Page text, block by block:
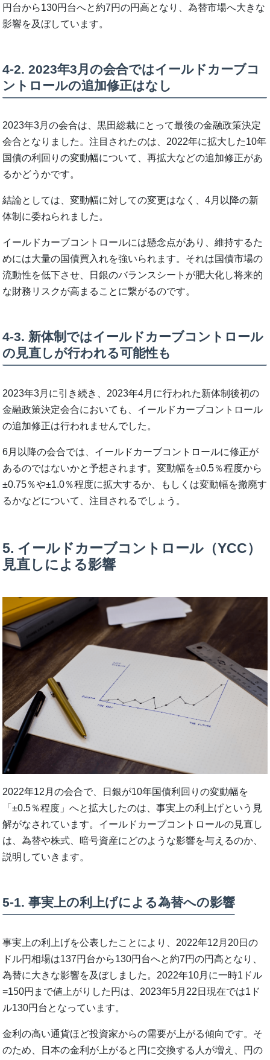
円台から130円台へと約7円の円高となり、為替市場へ大きな
影響を及ぼしています。
4-2. 2023年3月の会合ではイールドカーブコ
ントロールの追加修正はなし
2023年3月の会合は、黒田総裁にとって最後の金融政策決定
会合となりました。注目されたのは、2022年に拡大した10年
国債の利回りの変動幅について、再拡大などの追加修正があ
るかどうかです。
結論としては、変動幅に対しての変更はなく、4月以降の新
体制に委ねられました。
イールドカーブコントロールには懸念点があり、維持するた
めには大量の国債買入れを強いられます。それは国債市場の
流動性を低下させ、日銀のバランスシートが肥大化し将来的
な財務リスクが高まることに繋がるのです。
4-3. 新体制ではイールドカーブコントロール
の見直しが行われる可能性も
2023年3月に引き続き、2023年4月に行われた新体制後初の
金融政策決定会合においても、イールドカーブコントロール
の追加修正は行われませんでした。
6月以降の会合では、イールドカーブコントロールに修正が
あるのではないかと予想されます。変動幅を±0.5％程度から
±0.75％や±1.0％程度に拡大するか、もしくは変動幅を撤廃す
るかなどについて、注目されるでしょう。
5. イールドカーブコントロール（YCC）
見直しによる影響
2022年12月の会合で、日銀が10年国債利回りの変動幅を
「±0.5％程度」へと拡大したのは、事実上の利上げという見
解がなされています。イールドカーブコントロールの見直し
は、為替や株式、暗号資産にどのような影響を与えるのか、
説明していきます。
5-1. 事実上の利上げによる為替への影響
事実上の利上げを公表したことにより、2022年12月20日の
ドル円相場は137円台から130円台へと約7円の円高となり、
為替に大きな影響を及ぼしました。2022年10月に一時1ドル
=150円まで値上がりした円は、2023年5月22日現在では1ド
ル130円台となっています。
金利の高い通貨ほど投資家からの需要が上がる傾向です。そ
のため、日本の金利が上がると円に交換する人が増え、円の